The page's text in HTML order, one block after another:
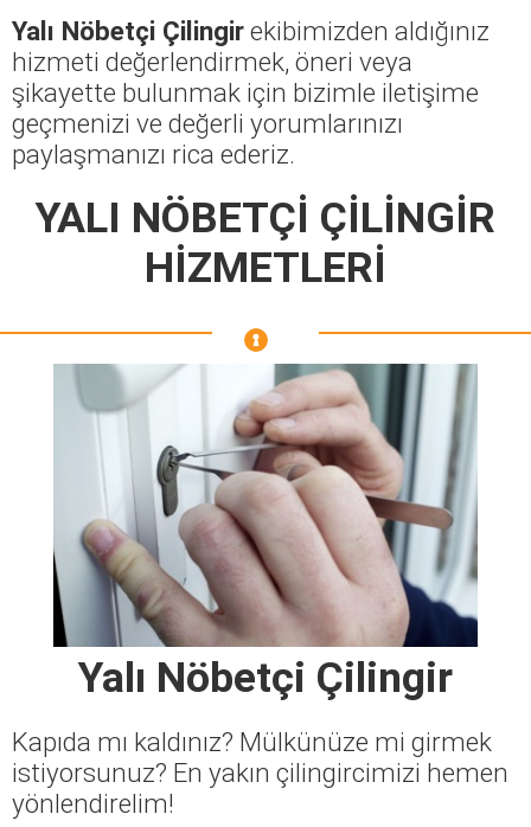
Yalı Nöbetçi Çilingirekibimizden aldığınız
hizmeti değerlendirmek, öneri veya
şikayette bulunmak için bizimle iletişime
geçmenizi ve değerli yorumlarınızı
paylaşmanızı rica ederiz.
YALI NÖBETÇİ ÇİLİNGİR
HİZMETLERİ
Yalı Nöbetçi Çilingir
Kapıda mı kaldınız? Mülkünüze mi girmek
istiyorsunuz? En yakın çilingircimizi hemen
yönlendirelim!